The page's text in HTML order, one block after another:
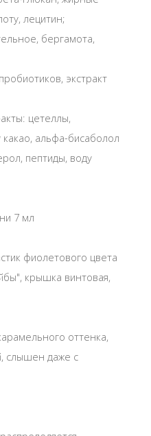
лецитин;
бергамота,
экстракт
цетеллы,
альфа-бисаболол
пептиды, воду
7 мл
фиолетового цвета
крышка винтовая,
оттенка,
слышен даже с